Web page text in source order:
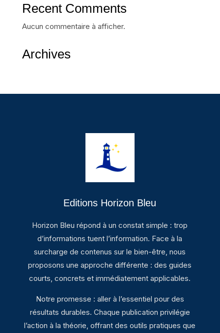
Recent Comments
Aucun commentaire à afficher.
Archives
Editions Horizon Bleu
Horizon Bleu répond à un constat simple : trop
d’informations tuent l’information. Face à la
surcharge de contenus sur le bien-être, nous
proposons une approche différente : des guides
courts, concrets et immédiatement applicables.
Notre promesse : aller à l’essentiel pour des
résultats durables. Chaque publication privilégie
l’action à la théorie, offrant des outils pratiques que